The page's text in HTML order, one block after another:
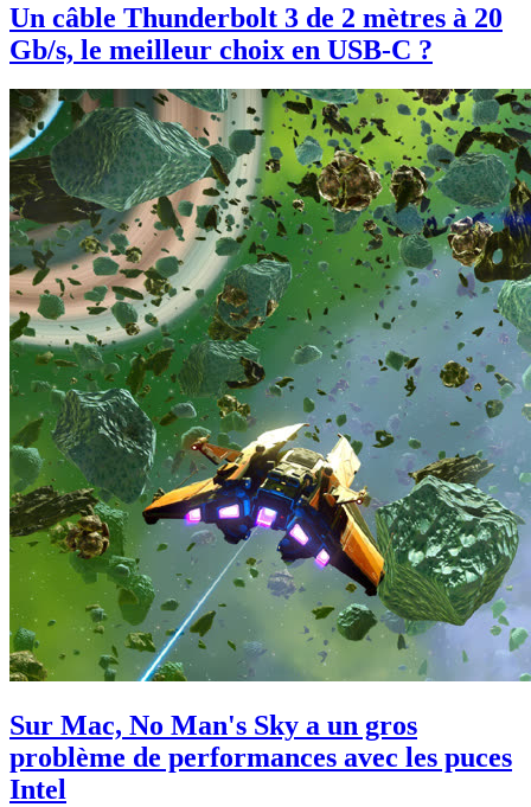
Un câble Thunderbolt 3 de 2 mètres à 20
Gb/s, le meilleur choix en USB-C ?
Sur Mac, No Man's Sky a un gros
problème de performances avec les puces
Intel